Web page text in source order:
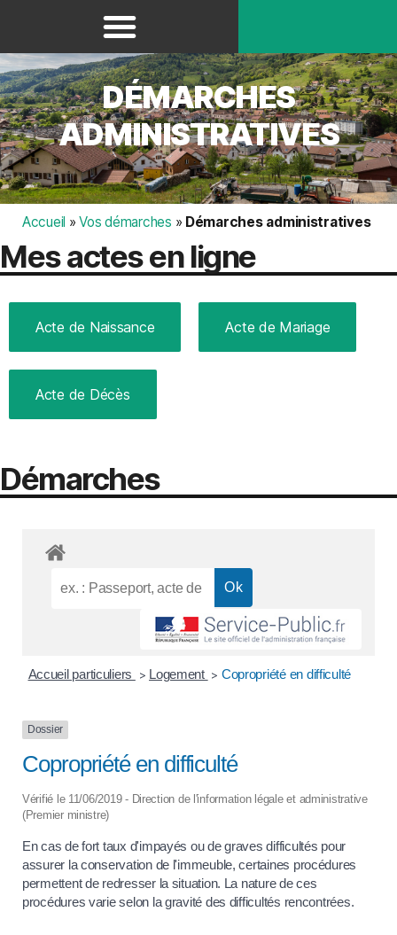
DÉMARCHES
ADMINISTRATIVES
Accueil »Vos démarches » Démarches administratives
Mes actes en ligne
Acte de Naissance Acte de Mariage
Acte de Décès
Démarches
Accueil particuliers > Logement > Copropriété en difficulté
Dossier
Copropriété en difficulté
Vérifié le 11/06/2019 - Direction de l'information légale et administrative
(Premier ministre)
En cas de fort taux d'impayés ou de graves difficultés pour
assurer la conservation de l'immeuble, certaines procédures
permettent de redresser la situation. La nature de ces
procédures varie selon la gravité des difficultés rencontrées.